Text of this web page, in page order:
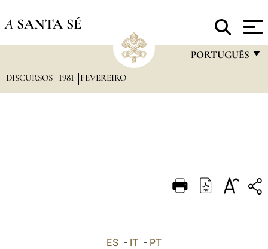
A SANTA SÉ
PORTUGUÊS
DEUTSCH
DISCURSOS 1981 FEVEREIRO
ES - IT - PT